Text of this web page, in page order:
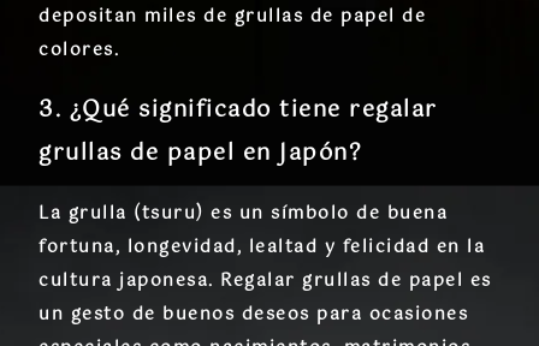
depositan miles de grullas de papel de
colores.
3. ¿Qué significado tiene regalar
grullas de papel en Japón?
La grulla (tsuru) es un símbolo de buena
fortuna, longevidad, lealtad y felicidad en la
cultura japonesa. Regalar grullas de papel es
un gesto de buenos deseos para ocasiones